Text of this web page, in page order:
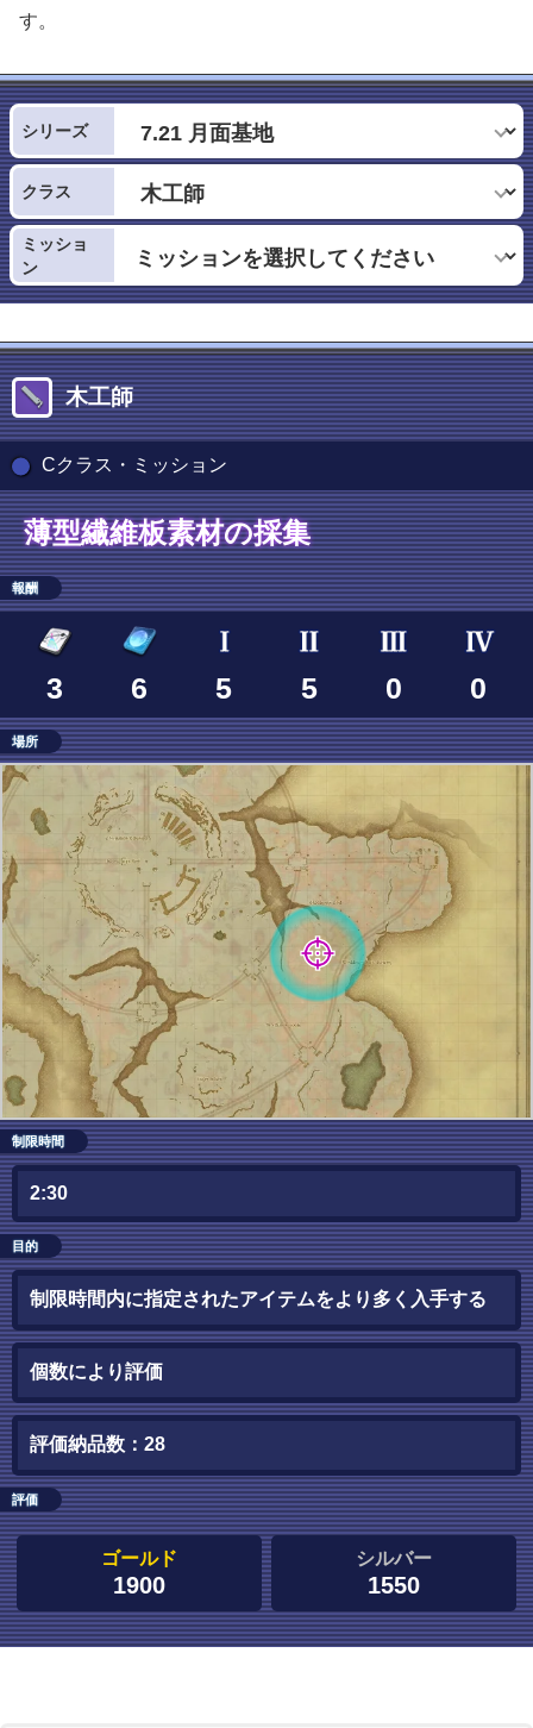
す。
シリーズ
クラス
ミッショ
ン
木工師
Cクラス・ミッション
薄型繊維板素材の採集
報酬
3 6 5 5 0 0
場所
制限時間
2:30
目的
制限時間内に指定されたアイテムをより多く入手する
個数により評価
評価納品数：28
評価
ゴールド
1900
シルバー
1550